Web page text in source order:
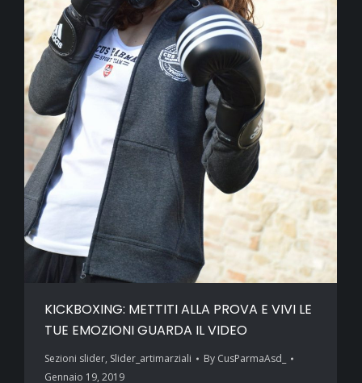
KICKBOXING: METTITI ALLA PROVA E VIVI LE
TUE EMOZIONI GUARDA IL VIDEO
Sezioni slider, Slider_artimarziali By CusParmaAsd_
Gennaio 19, 2019